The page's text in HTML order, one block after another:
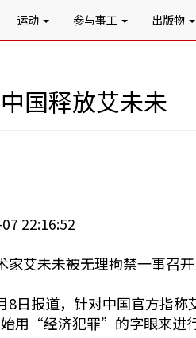
运动 参与事工 出版物
国释放艾未未
22:16:52
家艾未未被无理拘禁一事召
8日报道，针对中国官方指
用“经济犯罪”的字眼来进